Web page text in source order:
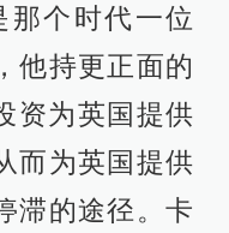
那个时代一位
他持更正面的
为英国提供
而为英国提供
滞的途径。卡